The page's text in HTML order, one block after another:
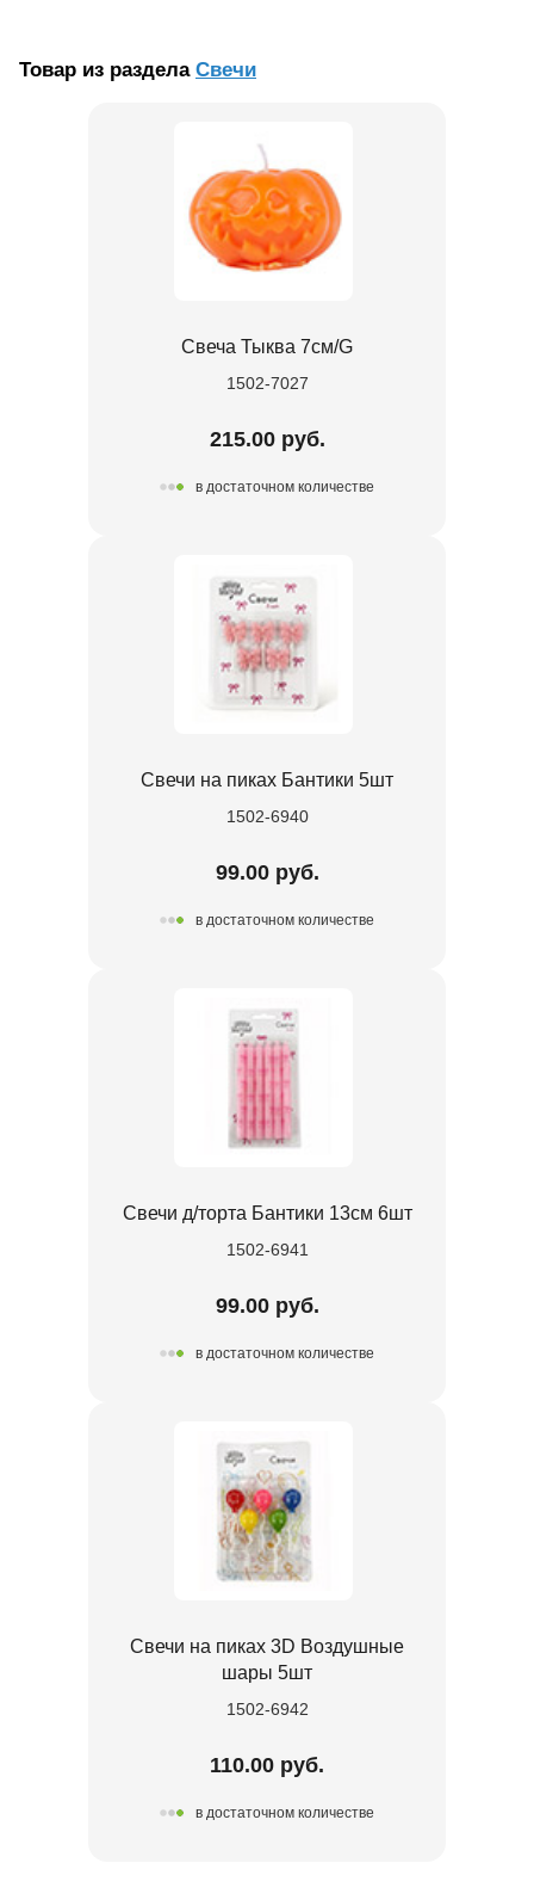
Товар из раздела Свечи
Свеча Тыква 7см/G
1502-7027
215.00 руб.
в достаточном количестве
Свечи на пиках Бантики 5шт
1502-6940
99.00 руб.
в достаточном количестве
Свечи д/торта Бантики 13см 6шт
1502-6941
99.00 руб.
в достаточном количестве
Свечи на пиках 3D Воздушные
шары 5шт
1502-6942
110.00 руб.
в достаточном количестве